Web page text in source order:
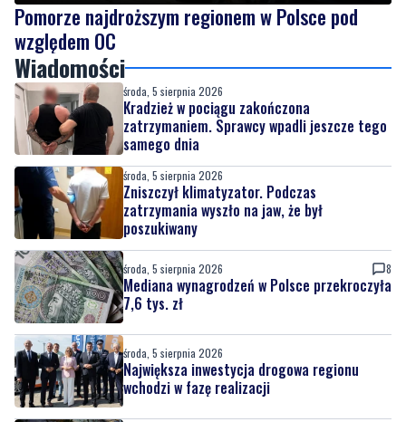
Pomorze najdroższym regionem w Polsce pod
względem OC
Wiadomości
środa, 5 sierpnia 2026
Kradzież w pociągu zakończona
zatrzymaniem. Sprawcy wpadli jeszcze tego
samego dnia
środa, 5 sierpnia 2026
Zniszczył klimatyzator. Podczas
zatrzymania wyszło na jaw, że był
poszukiwany
środa, 5 sierpnia 2026 8
Mediana wynagrodzeń w Polsce przekroczyła
7,6 tys. zł
środa, 5 sierpnia 2026
Największa inwestycja drogowa regionu
wchodzi w fazę realizacji